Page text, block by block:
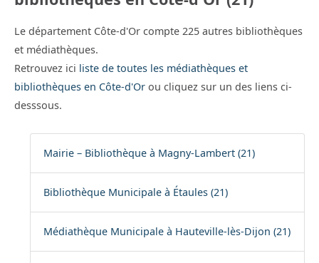
Le département Côte-d'Or compte 225 autres bibliothèques
et médiathèques.
Retrouvez ici liste de toutes les médiathèques et
bibliothèques en Côte-d'Or ou cliquez sur un des liens ci-
desssous.
Mairie – Bibliothèque à Magny-Lambert (21)
Bibliothèque Municipale à Étaules (21)
Médiathèque Municipale à Hauteville-lès-Dijon (21)